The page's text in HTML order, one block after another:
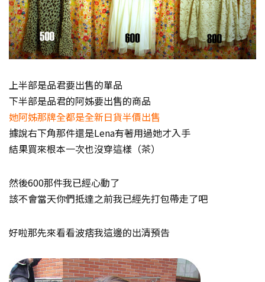
上半部是品君要出售的單品
下半部是品君的阿姊要出售的商品
她阿姊那牌全都是全新日貨半價出售
據說右下角那件還是Lena有著用過她才入手
結果買來根本一次也沒穿這樣（茶）
然後600那件我已經心動了
該不會當天你們抵達之前我已經先打包帶走了吧
好啦那先來看看波痞我這邊的出清預告